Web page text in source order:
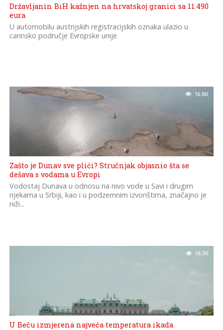
Državljanin BiH kažnjen na hrvatskoj granici sa 11.490
eura
U automobilu austrijskih registracijskih oznaka ulazio u
carinsko područje Evropske unije
16.8K
Zašto je Dunav sve plići? Stručnjak objasnio šta se
dešava s vodama u Evropi
Vodostaj Dunava u odnosu na nivo vode u Savi i drugim
rijekama u Srbiji, kao i u podzemnim izvorištima, značajno je
niži...
16.3K
U Beču izmjerena najveća temperatura ikada